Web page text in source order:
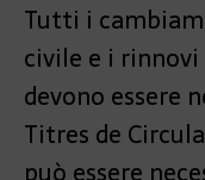
Tutti i
civile e i
devono essere
Titres de